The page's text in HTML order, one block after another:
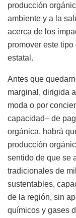
producción
ambiente y a la
acerca de los
promover este
estatal.
Antes que
marginal, dirigida
moda o por
capacidad– de
orgánica, habrá
producción
sentido de que se
tradicionales de
sustentables,
de la región, sin
químicos y gases